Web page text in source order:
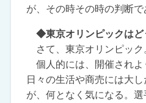
が、その時その時の判断で
◆東京オリンピックはど
さて、東京オリンピック
個人的には、開催されよ
日々の生活や商売には大
が、何となく気になる。